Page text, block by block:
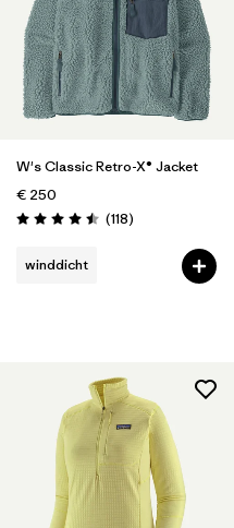
W's Classic Retro-X® Jacket
€ 250
Bewertung: 4.5 / 5
(118Rezensionen
)
winddicht